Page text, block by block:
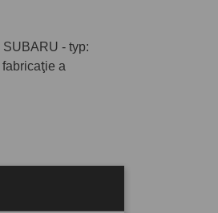
- typ:
fabricaţie a